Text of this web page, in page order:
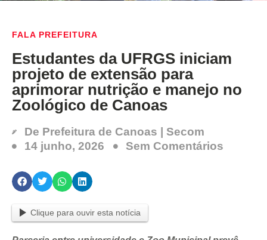
FALA PREFEITURA
Estudantes da UFRGS iniciam
projeto de extensão para
aprimorar nutrição e manejo no
Zoológico de Canoas
De Prefeitura de Canoas | Secom
14 junho, 2026
Sem Comentários
Clique para ouvir esta notícia